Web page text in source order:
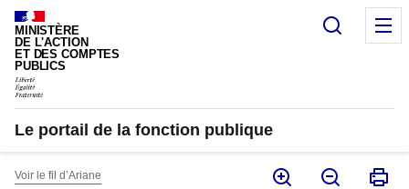
Panneau de gestion des cookies
MINISTÈRE
DE L'ACTION
ET DES COMPTES
PUBLICS
Le portail de la fonction publique
Voir le fil d’Ariane